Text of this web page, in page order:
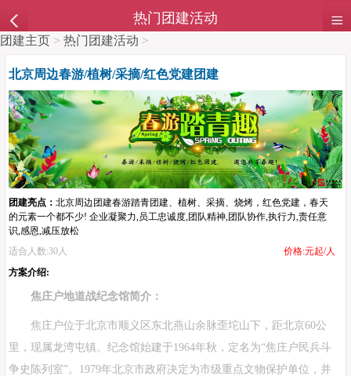
热门团建活动
团建主页 > 热门团建活动 >
北京周边春游/植树/采摘/红色党建团建
团建亮点：北京周边团建春游踏青团建、植树、采摘、烧烤，红色党建，春天
的元素一个都不少! 企业凝聚力,员工忠诚度,团队精神,团队协作,执行力,责任意
识,感恩,减压放松
适合人数:30人
价格:元起/人
方案介绍:
焦庄户地道战纪念馆简介：
焦庄户位于北京市顺义区东北燕山余脉歪坨山下，距北京60公
里，现属龙湾屯镇。纪念馆始建于1964年秋，定名为“焦庄户民兵斗
争史陈列室”。1979年北京市政府决定为市级重点文物保护单位，并